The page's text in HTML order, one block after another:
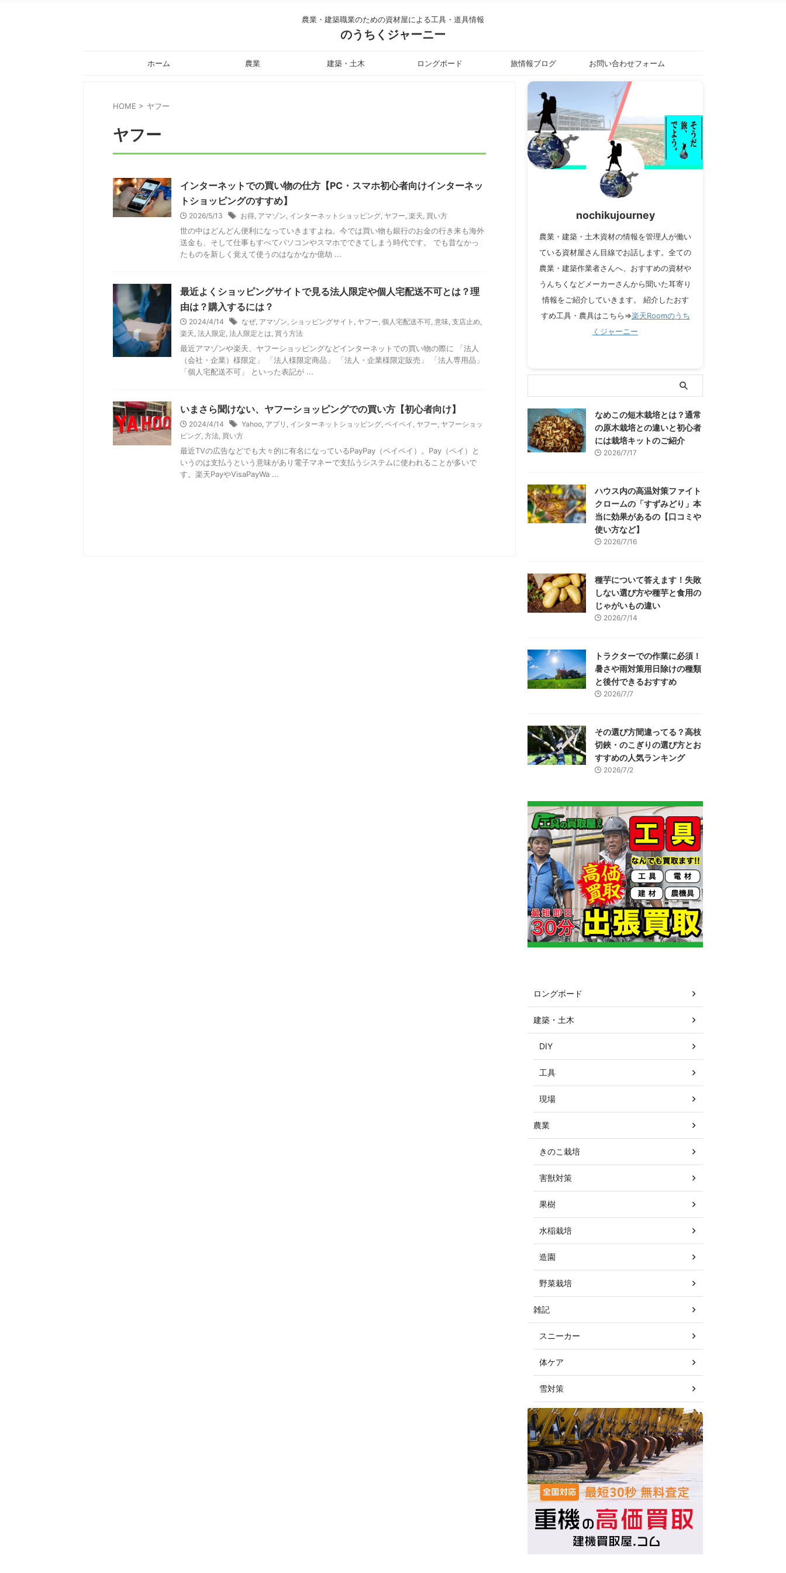
農業・建築職業のための資材屋による工具・道具情報
のうちくジャーニー
ホーム 農業 建築・土木 ロングボード 旅情報ブログ お問い合わせフォーム
HOME > ヤフー
ヤフー
インターネットでの買い物の仕方【PC・スマホ初心者向けインターネッ
トショッピングのすすめ】
2026/5/13 お得, アマゾン, インターネットショッピング, ヤフー, 楽天, 買い方
世の中はどんどん便利になっていきますよね。今では買い物も銀行のお金の行き来も海外
送金も、そして仕事もすべてパソコンやスマホでできてしまう時代です。 でも昔なかっ
たものを新しく覚えて使うのはなかなか億劫 ...
最近よくショッピングサイトで見る法人限定や個人宅配送不可とは？理
由は？購入するには？
2024/4/14 なぜ, アマゾン, ショッピングサイト , ヤフー, 個人宅配送不可, 意味, 支店止め,
楽天, 法人限定, 法人限定とは, 買う方法
最近アマゾンや楽天、ヤフーショッピングなどインターネットでの買い物の際に 「法人
（会社・企業）様限定」 「法人様限定商品」 「法人・企業様限定販売」 「法人専用品」
「個人宅配送不可」 といった表記が ...
いまさら聞けない、ヤフーショッピングでの買い方【初心者向け】
2024/4/14 Yahoo, アプリ , インターネットショッピング, ペイペイ , ヤフー, ヤフーショッ
ピング, 方法, 買い方
最近TVの広告などでも大々的に有名になっているPayPay（ペイペイ）。Pay（ペイ）と
いうのは支払うという意味があり電子マネーで支払うシステムに使われることが多いで
す。楽天PayやVisaPayWa ...
nochikujourney
農業・建築・土木資材の情報を管理人が働い
ている資材屋さん目線でお話します。全ての
農業・建築作業者さんへ、おすすめの資材や
うんちくなどメーカーさんから聞いた耳寄り
情報をご紹介していきます。 紹介したおす
すめ工具・農具はこちら⇒楽天Roomのうち
くジャーニー
なめこの短木栽培とは？通常
の原木栽培との違いと初心者
には栽培キットのご紹介
2026/7/17
ハウス内の高温対策ファイト
クロームの「すずみどり」本
当に効果があるの【口コミや
使い方など】
2026/7/16
種芋について答えます！失敗
しない選び方や種芋と食用の
じゃがいもの違い
2026/7/14
トラクターでの作業に必須！
暑さや雨対策用日除けの種類
と後付できるおすすめ
2026/7/7
その選び方間違ってる？高枝
切鋏・のこぎりの選び方とお
すすめの人気ランキング
2026/7/2
ロングボード
建築・土木
DIY
工具
現場
農業
きのこ栽培
害獣対策
果樹
水稲栽培
造園
野菜栽培
雑記
スニーカー
体ケア
雪対策